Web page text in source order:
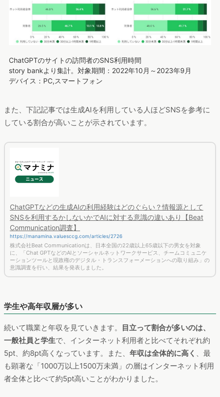
ChatGPTのサイトの訪問者のSNS利用時間
story bankより集計。対象期間：2022年10月～2023年9月
デバイス：PC,スマートフォン
また、下記記事では生成AIを利用している人ほどSNSを参考に
している割合が高いことが示されています。
ChatGPTなどの生成AIの利用経験はどのぐらい？情報源として
SNSを利用するかしないかでAIに対する意識の違いあり【Beat
Communication調査】
https://manamina.valuesccg.com/articles/2726
株式会社Beat Communicationは、日本全国の22歳以上65歳以下の男女を対象
に、「Chat GPTなどのAIとソーシャルネットワークサービス、チームコミュニケ
ーションツールと現政権のデジタル・トランスフォーメーションへの取り組み」の
意識調査を行い、結果を発表しました。
学生や高年収層が多い
続いて職業と年収を見ていきます。
目立って割合が多いのは、
一般社員と学生で、インターネット利用者と比べてそれぞれ約
5pt、約8pt高くなっています。また、 年収は全体的に高く 、最
も顕著な「1000万以上1500万未満」の層はインターネット利用
者全体と比べて約5pt高いことがわかりました。